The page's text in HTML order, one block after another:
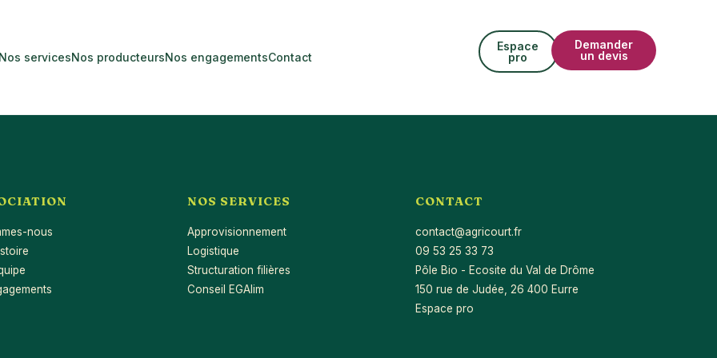
servicesNos producteursNos engagementsContact
Espace
pro
Demander
un devis
nous
NOS SERVICES
Approvisionnement
Logistique
Structuration filières
Conseil EGAlim
CONTACT
contact@agricourt.fr
09 53 25 33 73
Pôle Bio - Ecosite du Val de Drôme
150 rue de Judée, 26 400 Eurre
Espace pro